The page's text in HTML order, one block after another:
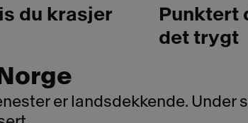
du krasjer
Punktert
det trygt
er landsdekkende. Under